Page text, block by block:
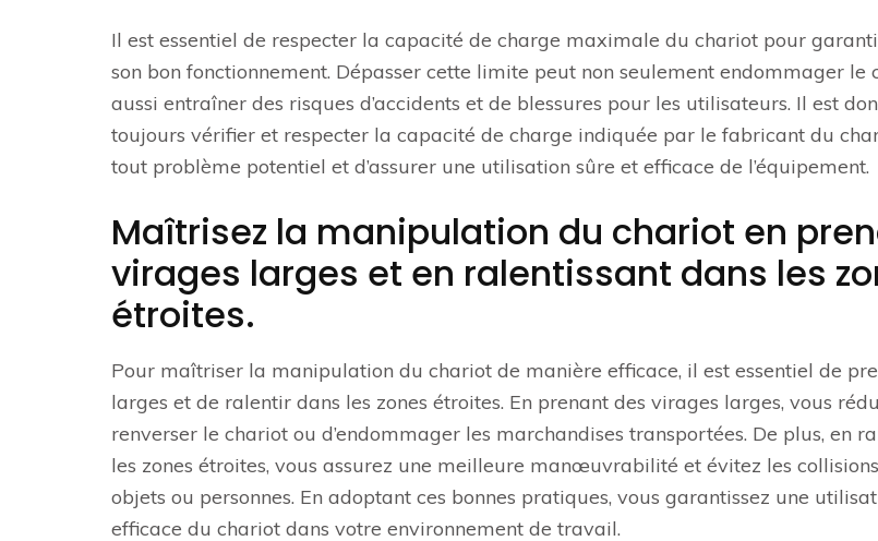
Il est essentiel de respecter la capacité de charge maximale du chariot pour
son bon fonctionnement. Dépasser cette limite peut non seulement endommager le
aussi entraîner des risques d’accidents et de blessures pour les utilisateurs. Il est
toujours vérifier et respecter la capacité de charge indiquée par le fabricant du
tout problème potentiel et d’assurer une utilisation sûre et efficace de l’équipement.
Maîtrisez la manipulation du chariot en
virages larges et en ralentissant dans les
étroites.
Pour maîtriser la manipulation du chariot de manière efficace, il est essentiel de
larges et de ralentir dans les zones étroites. En prenant des virages larges, vous
renverser le chariot ou d’endommager les marchandises transportées. De plus, en
les zones étroites, vous assurez une meilleure manœuvrabilité et évitez les
objets ou personnes. En adoptant ces bonnes pratiques, vous garantissez une
efficace du chariot dans votre environnement de travail.